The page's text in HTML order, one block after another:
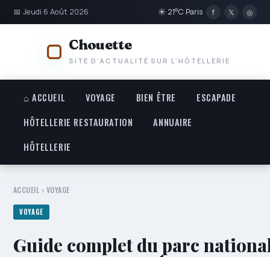
📅 Jeudi 6 Août 2026 ☀ 21°C Paris f 𝕏 ◎
Chouette
SITE D'ACTUALITÉ SUR L'HÔTELLERIE
⌂ ACCUEIL VOYAGE BIEN ÊTRE
ESCAPADE
HÔTELLERIE RESTAURATION
ANNUAIRE
HÔTELLERIE
ACCUEIL › VOYAGE
VOYAGE
Guide complet du parc